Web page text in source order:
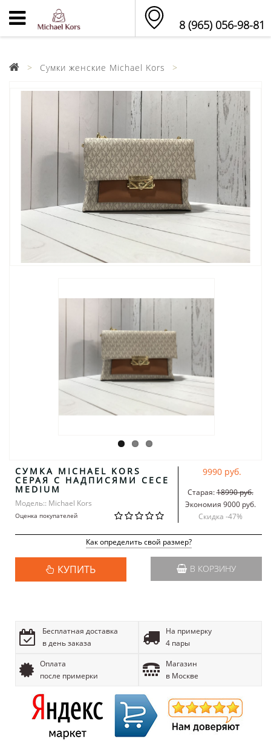
8 (965) 056-98-81
Сумки женские Michael Kors
СУМКА MICHAEL KORS
СЕРАЯ С НАДПИСЯМИ CECE
MEDIUM
Модель:: Michael Kors
Оценка покупателей
9990 руб.
Старая:18990 руб.
Экономия 9000 руб.
Скидка -47%
Как определить свой размер?
КУПИТЬ В КОРЗИНУ
Бесплатная доставка
в день заказа
На примерку
4 пары
Оплата
после примерки
Магазин
в Москве